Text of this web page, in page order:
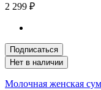
2 299 ₽
Подписаться
Нет в наличии
Молочная женская